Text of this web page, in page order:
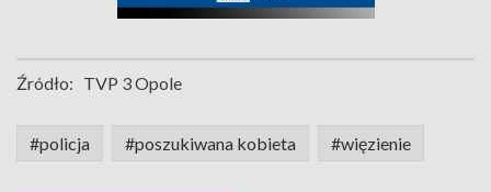
Źródło: TVP 3 Opole
#policja #poszukiwana kobieta #więzienie